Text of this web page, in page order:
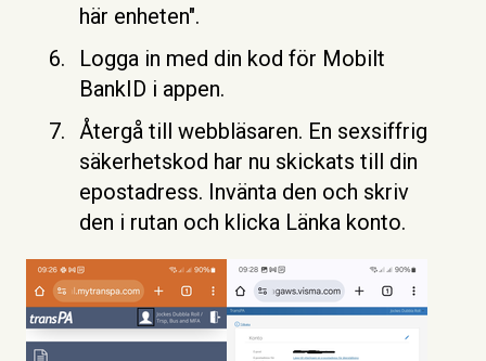
här enheten".
Logga in med din kod för Mobilt
BankID i appen.
Återgå till webbläsaren. En sexsiffrig
säkerhetskod har nu skickats till din
epostadress. Invänta den och skriv
den i rutan och klicka Länka konto.